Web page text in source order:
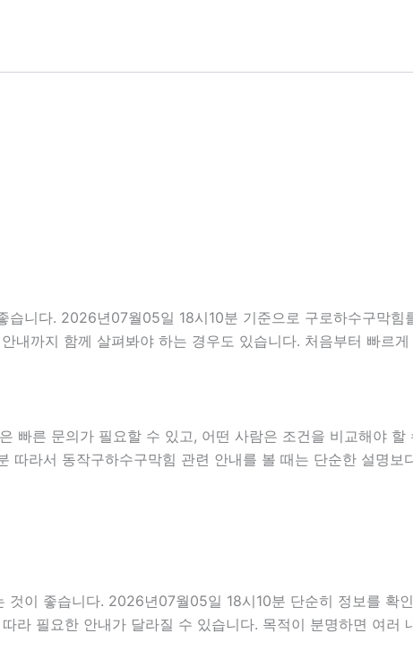
니다. 2026년07월05일 18시10분 기준으로 구로하수구막힘
까지 함께 살펴봐야 하는 경우도 있습니다. 처음부터 빠르
빠른 문의가 필요할 수 있고, 어떤 사람은 조건을 비교해야
라서 동작구하수구막힘 관련 안내를 볼 때는 단순한 설명보
이 좋습니다. 2026년07월05일 18시10분 단순히 정보를 확
필요한 안내가 달라질 수 있습니다. 목적이 분명하면 여러